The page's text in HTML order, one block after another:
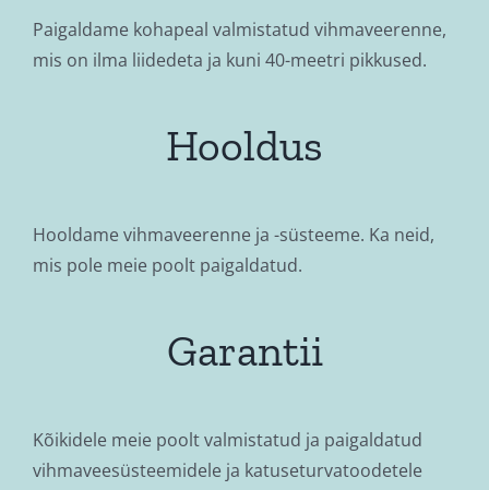
Paigaldame kohapeal valmistatud vihmaveerenne,
mis on ilma liidedeta ja kuni 40-meetri pikkused.
Hooldus
Hooldame vihmaveerenne ja -süsteeme. Ka neid,
mis pole meie poolt paigaldatud.
Garantii
Kõikidele meie poolt valmistatud ja paigaldatud
vihmaveesüsteemidele ja katuseturvatoodetele